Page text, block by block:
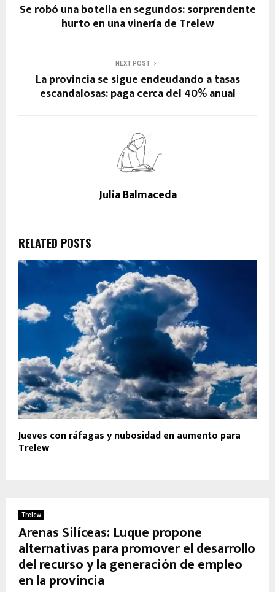
Se robó una botella en segundos: sorprendente
hurto en una vinería de Trelew
NEXT POST
La provincia se sigue endeudando a tasas
escandalosas: paga cerca del 40% anual
Julia Balmaceda
RELATED POSTS
Jueves con ráfagas y nubosidad en aumento para
Trelew
Trelew
Arenas Silíceas: Luque propone
alternativas para promover el desarrollo
del recurso y la generación de empleo
en la provincia